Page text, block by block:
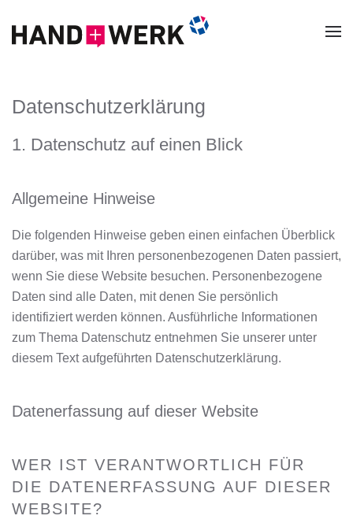
Zum Hauptinhalt springen
Datenschutz­erklärung
1. Datenschutz auf einen Blick
Allgemeine Hinweise
Die folgenden Hinweise geben einen einfachen Überblick
darüber, was mit Ihren personenbezogenen Daten passiert,
wenn Sie diese Website besuchen. Personenbezogene
Daten sind alle Daten, mit denen Sie persönlich
identifiziert werden können. Ausführliche Informationen
zum Thema Datenschutz entnehmen Sie unserer unter
diesem Text aufgeführten Datenschutzerklärung.
Datenerfassung auf dieser Website
WER IST VERANTWORTLICH FÜR
DIE DATENERFASSUNG AUF DIESER
WEBSITE?